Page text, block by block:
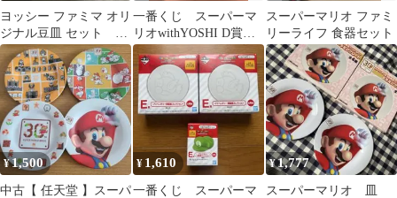
ヨッシー ファミマ オリ
ジナル豆皿 セット 3
枚 3皿 プレート マ
リオ
一番くじ スーパーマ
リオwithYOSHI D賞プ
レートコレクション 緑
スーパーマリオ ファミ
リーライフ 食器セット
¥1,500
中古【 任天堂 】スーパ
¥ 1,610
一番くじ スーパーマ
¥1,777
スーパーマリオ 皿